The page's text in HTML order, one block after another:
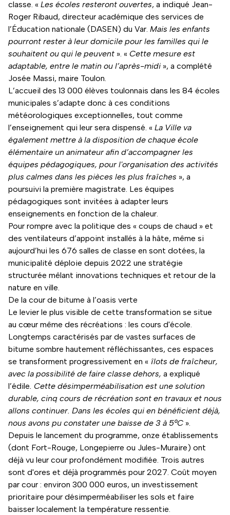
classe. « Les écoles resteront ouvertes, a indiqué Jean-
Roger Ribaud, directeur académique des services de
l’Éducation nationale (DASEN) du Var. Mais les enfants
pourront rester à leur domicile pour les familles qui le
souhaitent ou qui le peuvent ». « Cette mesure est
adaptable, entre le matin ou l’après-midi », a complété
Josée Massi, maire Toulon.
L’accueil des 13 000 élèves toulonnais dans les 84 écoles
municipales s’adapte donc à ces conditions
météorologiques exceptionnelles, tout comme
l’enseignement qui leur sera dispensé. « La Ville va
également mettre à la disposition de chaque école
élémentaire un animateur afin d’accompagner les
équipes pédagogiques, pour l'organisation des activités
plus calmes dans les pièces les plus fraîches », a
poursuivi la première magistrate. Les équipes
pédagogiques sont invitées à adapter leurs
enseignements en fonction de la chaleur.
Pour rompre avec la politique des « coups de chaud » et
des ventilateurs d’appoint installés à la hâte, même si
aujourd’hui les 676 salles de classe en sont dotées, la
municipalité déploie depuis 2022 une stratégie
structurée mêlant innovations techniques et retour de la
nature en ville.
De la cour de bitume à l’oasis verte
Le levier le plus visible de cette transformation se situe
au cœur même des récréations : les cours d'école.
Longtemps caractérisés par de vastes surfaces de
bitume sombre hautement réfléchissantes, ces espaces
se transforment progressivement en « îlots de fraîcheur,
avec la possibilité de faire classe dehors, a expliqué
l’édile . Cette désimperméabilisation est une solution
durable, cinq cours de récréation sont en travaux et nous
allons continuer. Dans les écoles qui en bénéficient déjà,
nous avons pu constater une baisse de 3 à 5°C ».
Depuis le lancement du programme, onze établissements
(dont Fort-Rouge, Longepierre ou Jules-Muraire) ont
déjà vu leur cour profondément modifiée. Trois autres
sont d'ores et déjà programmés pour 2027. Coût moyen
par cour : environ 300 000 euros, un investissement
prioritaire pour désimperméabiliser les sols et faire
baisser localement la température ressentie.